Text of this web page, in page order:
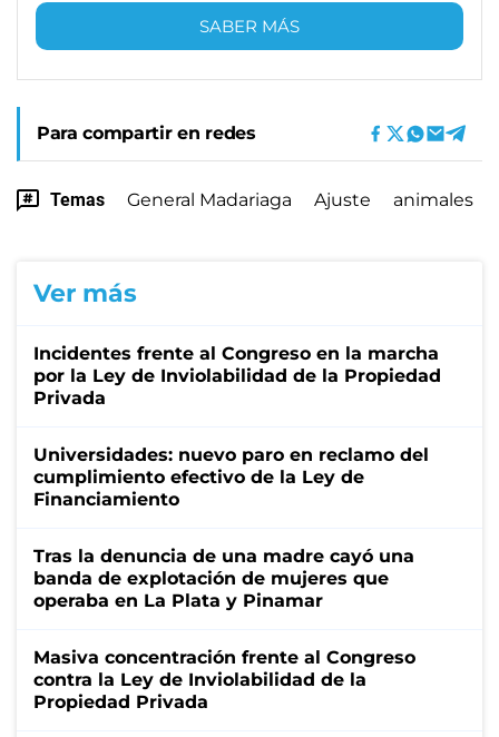
SABER MÁS
Para compartir en redes
Temas General Madariaga Ajuste animales
Ver más
Incidentes frente al Congreso en la marcha
por la Ley de Inviolabilidad de la Propiedad
Privada
Universidades: nuevo paro en reclamo del
cumplimiento efectivo de la Ley de
Financiamiento
Tras la denuncia de una madre cayó una
banda de explotación de mujeres que
operaba en La Plata y Pinamar
Masiva concentración frente al Congreso
contra la Ley de Inviolabilidad de la
Propiedad Privada